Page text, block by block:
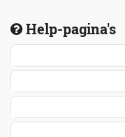
Help-pagina's